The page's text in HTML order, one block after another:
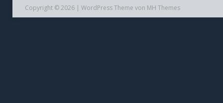
Copyright © 2026 | WordPress Theme von MH Themes